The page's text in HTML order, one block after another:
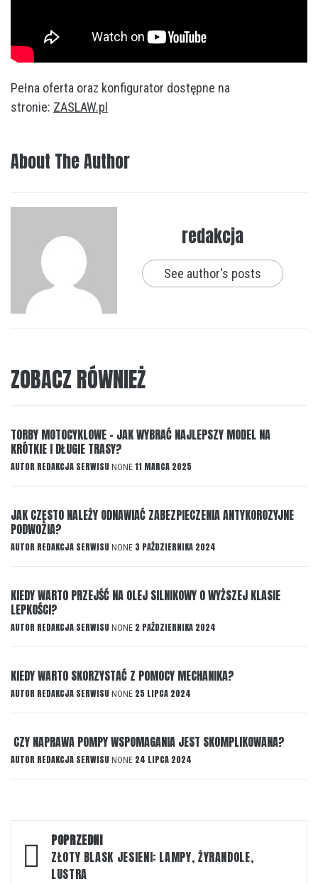
Pełna oferta oraz konfigurator dostępne na
stronie: ZASLAW.pl
About The Author
redakcja
See author's posts
ZOBACZ RÓWNIEŻ
TORBY MOTOCYKLOWE – JAK WYBRAĆ NAJLEPSZY MODEL NA
KRÓTKIE I DŁUGIE TRASY?
AUTOR REDAKCJA SERWISU NONE 11 MARCA 2025
JAK CZĘSTO NALEŻY ODNAWIAĆ ZABEZPIECZENIA ANTYKOROZYJNE
PODWOZIA?
AUTOR REDAKCJA SERWISU NONE 3 PAŹDZIERNIKA 2024
KIEDY WARTO PRZEJŚĆ NA OLEJ SILNIKOWY O WYŻSZEJ KLASIE
LEPKOŚCI?
AUTOR REDAKCJA SERWISU NONE 2 PAŹDZIERNIKA 2024
KIEDY WARTO SKORZYSTAĆ Z POMOCY MECHANIKA?
AUTOR REDAKCJA SERWISU NONE 25 LIPCA 2024
CZY NAPRAWA POMPY WSPOMAGANIA JEST SKOMPLIKOWANA?
AUTOR REDAKCJA SERWISU NONE 24 LIPCA 2024
Nawigacja
wpisu
POPRZEDNI
ZŁOTY BLASK JESIENI: LAMPY, ŻYRANDOLE,
LUSTRA